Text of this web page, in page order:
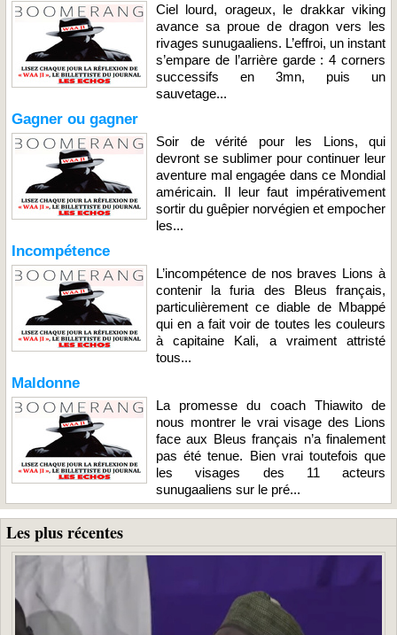
Ciel lourd, orageux, le drakkar viking
avance sa proue de dragon vers les
rivages sunugaaliens. L’effroi, un instant
s’empare de l’arrière garde : 4 corners
successifs en 3mn, puis un
sauvetage...
Gagner ou gagner
Soir de vérité pour les Lions, qui
devront se sublimer pour continuer leur
aventure mal engagée dans ce Mondial
américain. Il leur faut impérativement
sortir du guêpier norvégien et empocher
les...
Incompétence
L’incompétence de nos braves Lions à
contenir la furia des Bleus français,
particulièrement ce diable de Mbappé
qui en a fait voir de toutes les couleurs
à capitaine Kali, a vraiment attristé
tous...
Maldonne
La promesse du coach Thiawito de
nous montrer le vrai visage des Lions
face aux Bleus français n’a finalement
pas été tenue. Bien vrai toutefois que
les visages des 11 acteurs
sunugaaliens sur le pré...
Les plus récentes